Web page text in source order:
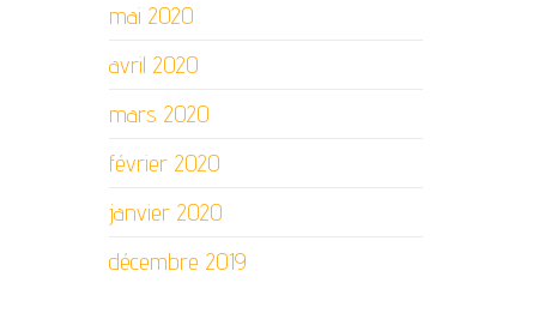
mai 2020
avril 2020
mars 2020
février 2020
janvier 2020
décembre 2019